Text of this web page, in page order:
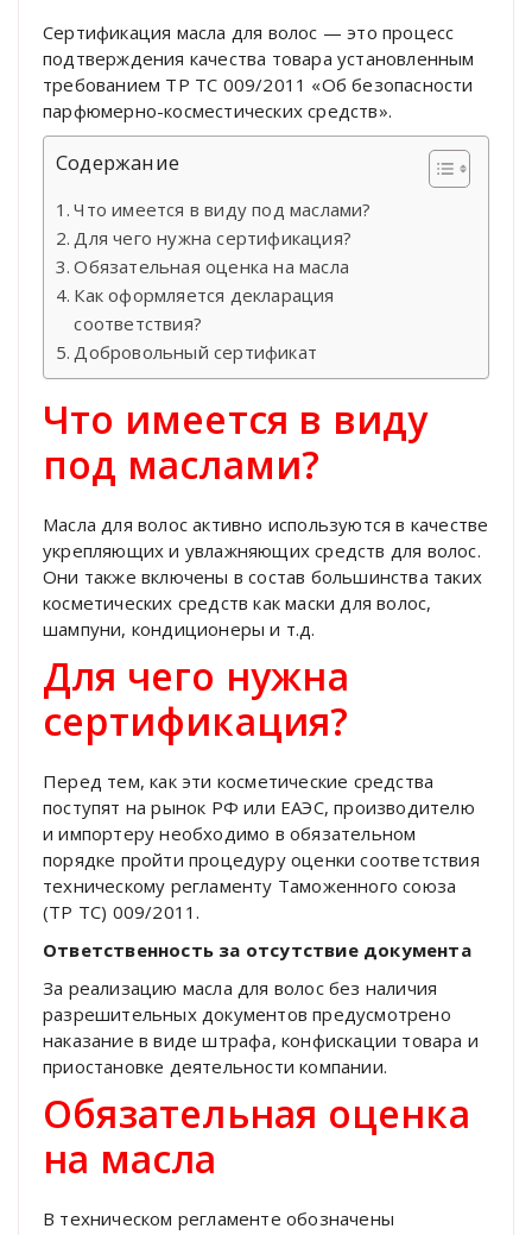
Сертификация масла для волос — это процесс
подтверждения качества товара установленным
требованием ТР ТС 009/2011 «Об безопасности
парфюмерно-косместических средств».
Содержание
Что имеется в виду под маслами?
Для чего нужна сертификация?
Обязательная оценка на масла
Как оформляется декларация
соответствия?
Добровольный сертификат
Что имеется в виду
под маслами?
Масла для волос активно используются в качестве
укрепляющих и увлажняющих средств для волос.
Они также включены в состав большинства таких
косметических средств как маски для волос,
шампуни, кондиционеры и т.д.
Для чего нужна
сертификация?
Перед тем, как эти косметические средства
поступят на рынок РФ или ЕАЭС, производителю
и импортеру необходимо в обязательном
порядке пройти процедуру оценки соответствия
техническому регламенту Таможенного союза
(ТР ТС) 009/2011.
Ответственность за отсутствие документа
За реализацию масла для волос без наличия
разрешительных документов предусмотрено
наказание в виде штрафа, конфискации товара и
приостановке деятельности компании.
Обязательная оценка
на масла
В техническом регламенте обозначены